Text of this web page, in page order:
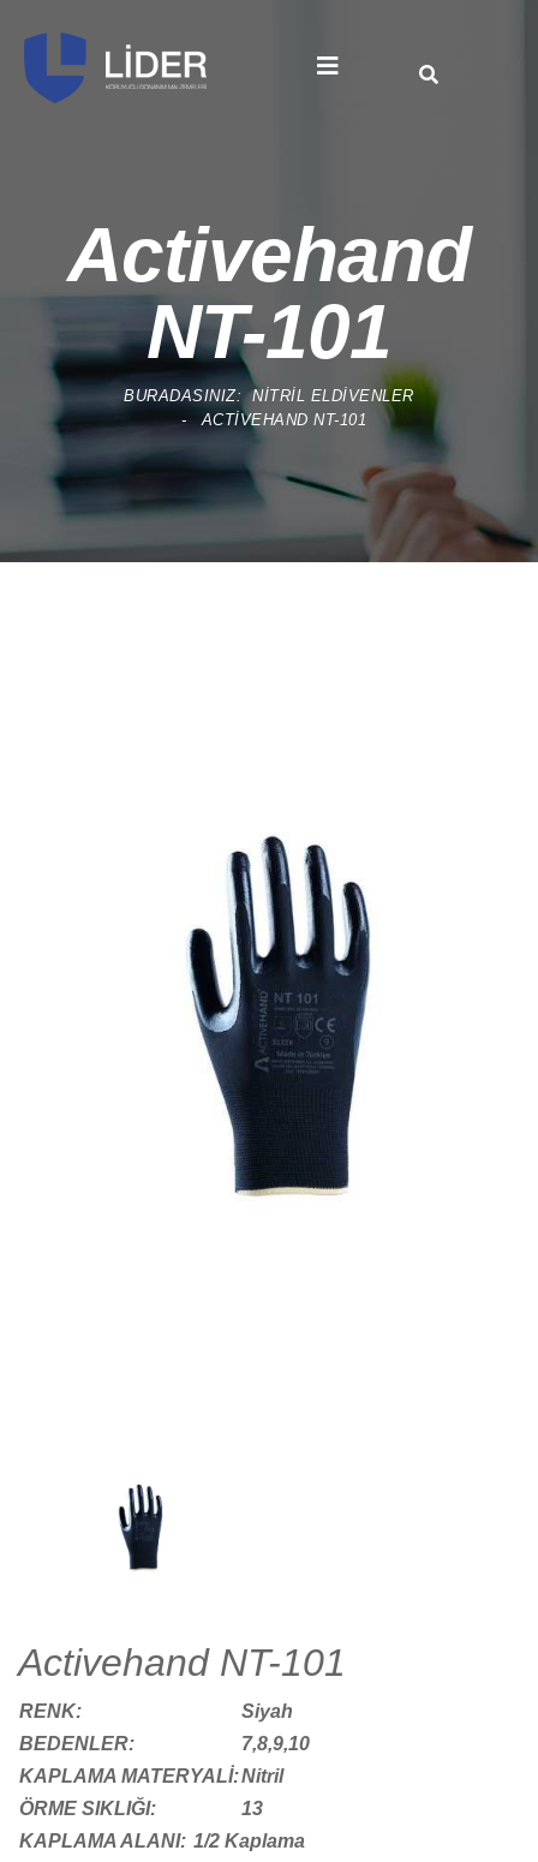
Activehand
NT-101
BURADASINIZ:NITRIL ELDIVENLER
ACTIVEHAND NT-101
Activehand NT-101
RENK:
Siyah
BEDENLER:
7,8,9,10
KAPLAMA MATERYALİ:Nitril
ÖRME SIKLIĞI:
13
KAPLAMA ALANI: 1/2 Kaplama